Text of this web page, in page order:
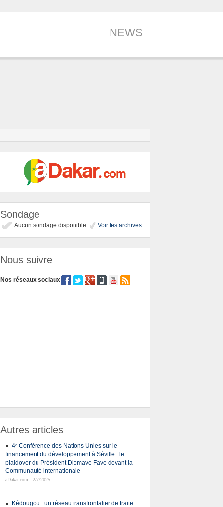
NEWS
Sondage
Aucun sondage disponible Voir les archives
Nous suivre
Nos réseaux sociaux
Autres articles
4ᵉ Conférence des Nations Unies sur le
financement du développement à Séville : le
plaidoyer du Président Diomaye Faye devant la
Communauté internationale
aDakar.com - 2/7/2025
Kédougou : un réseau transfrontalier de traite